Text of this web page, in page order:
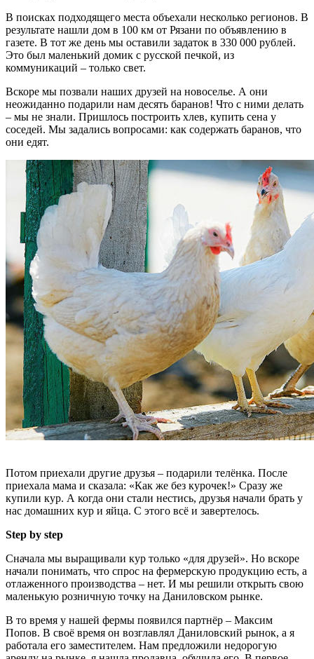
В поисках подходящего места объехали несколько регионов. В
результате нашли дом в 100 км от Рязани по объявлению в
газете. В тот же день мы оставили задаток в 330 000 рублей.
Это был маленький домик с русской печкой, из
коммуникаций – только свет.
Вскоре мы позвали наших друзей на новоселье. А они
неожиданно подарили нам десять баранов! Что с ними делать
– мы не знали. Пришлось построить хлев, купить сена у
соседей. Мы задались вопросами: как содержать баранов, что
они едят.
Потом приехали другие друзья – подарили телёнка. После
приехала мама и сказала: «Как же без курочек!» Сразу же
купили кур. А когда они стали нестись, друзья начали брать у
нас домашних кур и яйца. С этого всё и завертелось.
Step by step
Сначала мы выращивали кур только «для друзей». Но вскоре
начали понимать, что спрос на фермерскую продукцию есть, а
отлаженного производства – нет. И мы решили открыть свою
маленькую розничную точку на Даниловском рынке.
В то время у нашей фермы появился партнёр – Максим
Попов. В своё время он возглавлял Даниловский рынок, а я
работала его заместителем. Нам предложили недорогую